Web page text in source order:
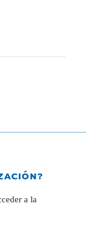
a la